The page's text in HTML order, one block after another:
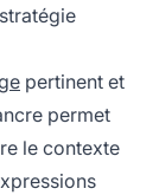
pertinent et
permet
le contexte